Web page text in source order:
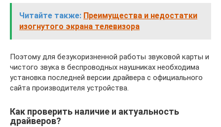
Читайте также: Преимущества и недостатки
изогнутого экрана телевизора
Поэтому для безукоризненной работы звуковой карты и
чистого звука в беспроводных наушниках необходима
установка последней версии драйвера с официального
сайта производителя устройства.
Как проверить наличие и актуальность
драйверов?